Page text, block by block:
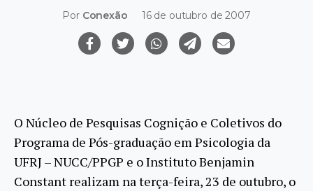
Por Conexão 16 de outubro de 2007
O Núcleo de Pesquisas Cognição e Coletivos do
Programa de Pós-graduação em Psicologia da
UFRJ – NUCC/PPGP e o Instituto Benjamin
Constant realizam na terça-feira, 23 de outubro, o